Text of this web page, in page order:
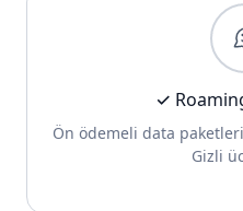
✓
Ön ödemeli data
Gizli